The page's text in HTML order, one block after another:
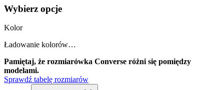
Wybierz opcje
Kolor
Ładowanie kolorów…
Pamiętaj, że rozmiarówka Converse różni się pomiędzy
modelami.
Sprawdź tabelę rozmiarów